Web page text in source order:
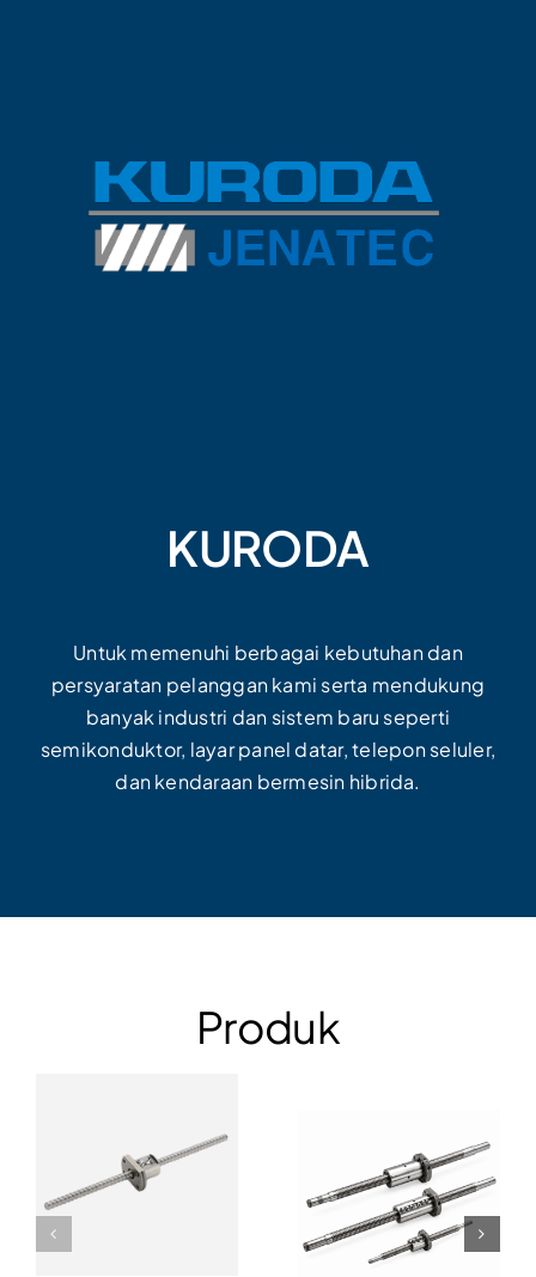
KURODA
Untuk memenuhi berbagai kebutuhan dan
persyaratan pelanggan kami serta mendukung
banyak industri dan sistem baru seperti
semikonduktor, layar panel datar, telepon seluler,
dan kendaraan bermesin hibrida.
Produk